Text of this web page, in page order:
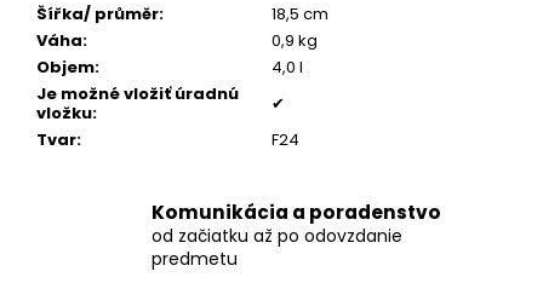
Šířka/ průměr:
18,5 cm
Váha:
0,9 kg
Objem:
4,0 l
Je možné vložiť úradnú
vložku:
✔
Tvar: F24
Komunikácia a poradenstvo
od začiatku až po odovzdanie
predmetu
PÁNSKY
KOŽENÝ
NÁRAMOK,
COGNAC
KOŽA